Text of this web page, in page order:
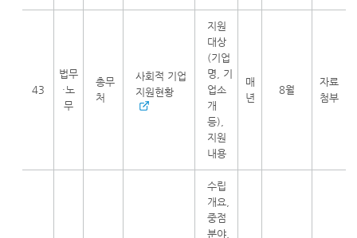
43
법무
·노
무
총무
처
사회적 기업
지원현황
지원
대상
(기업
명, 기
업소
개
등),
지원
내용
매
년
8월
자료
첨부
수립
개요,
중점
분야,